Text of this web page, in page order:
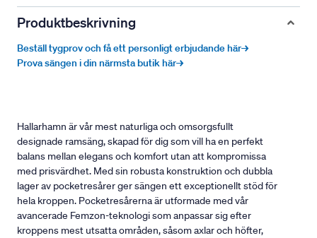
Produktbeskrivning
Beställ tygprov och få ett personligt erbjudande här→
Prova sängen i din närmsta butik här→
Hallarhamn är vår mest naturliga och omsorgsfullt
designade ramsäng, skapad för dig som vill ha en perfekt
balans mellan elegans och komfort utan att kompromissa
med prisvärdhet. Med sin robusta konstruktion och dubbla
lager av pocketresårer ger sängen ett exceptionellt stöd för
hela kroppen. Pocketresårerna är utformade med vår
avancerade Femzon-teknologi som anpassar sig efter
kroppens mest utsatta områden, såsom axlar och höfter,